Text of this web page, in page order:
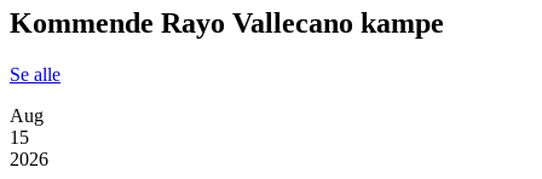
Kommende Rayo Vallecano kampe
Se alle
Aug
15
2026